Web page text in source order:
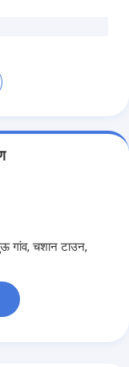
गांव, चशान टाउन,